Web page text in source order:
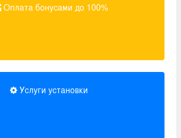
Оплата бонусами до 100%
Услуги установки